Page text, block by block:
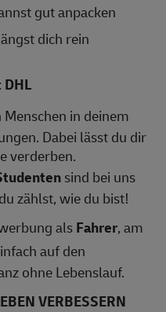
gut anpacken
dich rein
in deinem
Dabei lässt du dir
verderben.
sind bei uns
zählst, wie du bist!
alsFahrer, am
auf den
ohne Lebenslauf.
VERBESSERN